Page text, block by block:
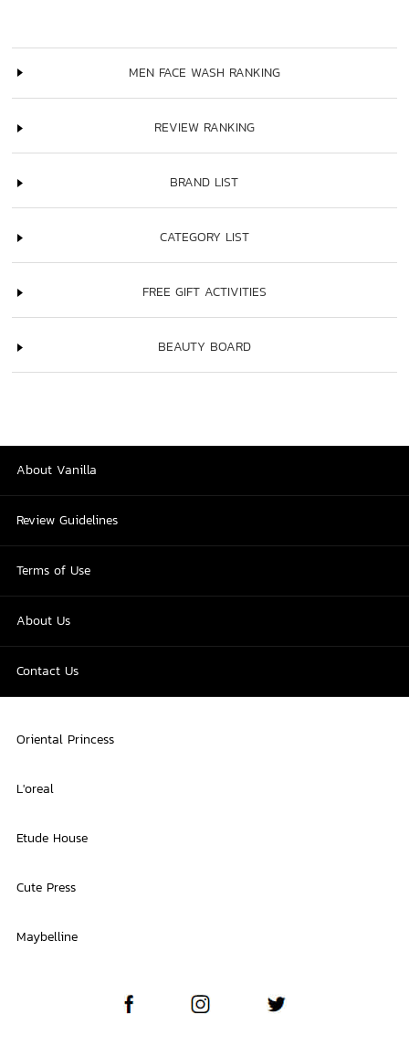
MEN FACE WASH RANKING
REVIEW RANKING
BRAND LIST
CATEGORY LIST
FREE GIFT ACTIVITIES
BEAUTY BOARD
About Vanilla
Review Guidelines
Terms of Use
About Us
Contact Us
Oriental Princess
L'oreal
Etude House
Cute Press
Maybelline